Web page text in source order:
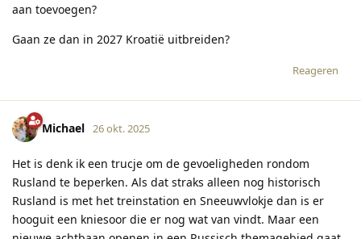
aan toevoegen?
Gaan ze dan in 2027 Kroatië uitbreiden?
Reageren
Michael 26 okt. 2025
Het is denk ik een trucje om de gevoeligheden rondom
Rusland te beperken. Als dat straks alleen nog historisch
Rusland is met het treinstation en Sneeuwvlokje dan is er
hooguit een kniesoor die er nog wat van vindt. Maar een